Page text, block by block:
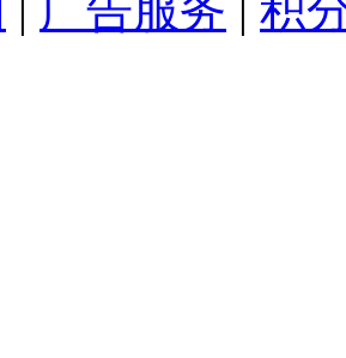
| 广告服务 | 积